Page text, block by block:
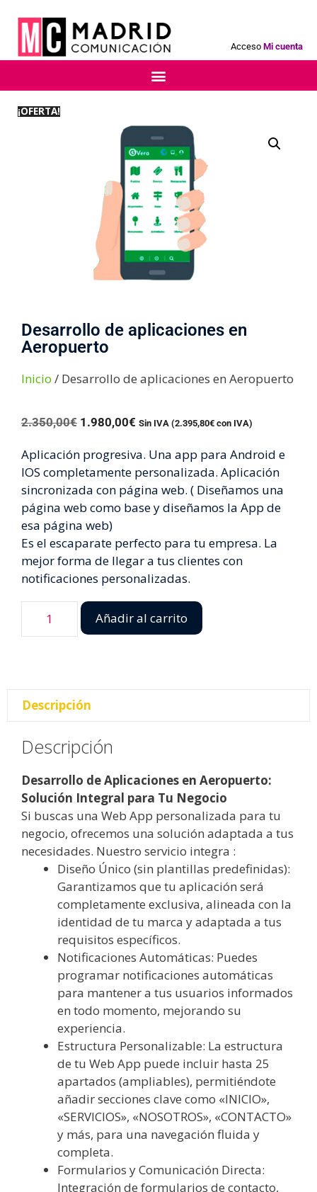
Acceso Mi cuenta
¡OFERTA!
Desarrollo de aplicaciones en
Aeropuerto
Inicio / Desarrollo de aplicaciones en Aeropuerto
2.350,00€ 1.980,00€ Sin IVA (2.395,80€ con IVA)
Aplicación progresiva. Una app para Android e
IOS completamente personalizada. Aplicación
sincronizada con página web. ( Diseñamos una
página web como base y diseñamos la App de
esa página web)
Es el escaparate perfecto para tu empresa. La
mejor forma de llegar a tus clientes con
notificaciones personalizadas.
Añadir al carrito
Descripción
Descripción
Desarrollo de Aplicaciones en Aeropuerto:
Solución Integral para Tu Negocio
Si buscas una Web App personalizada para tu
negocio, ofrecemos una solución adaptada a tus
necesidades. Nuestro servicio integra :
Diseño Único (sin plantillas predefinidas):
Garantizamos que tu aplicación será
completamente exclusiva, alineada con la
identidad de tu marca y adaptada a tus
requisitos específicos.
Notificaciones Automáticas: Puedes
programar notificaciones automáticas
para mantener a tus usuarios informados
en todo momento, mejorando su
experiencia.
Estructura Personalizable: La estructura
de tu Web App puede incluir hasta 25
apartados (ampliables), permitiéndote
añadir secciones clave como «INICIO»,
«SERVICIOS», «NOSOTROS», «CONTACTO»
y más, para una navegación fluida y
completa.
Formularios y Comunicación Directa:
Integración de formularios de contacto,